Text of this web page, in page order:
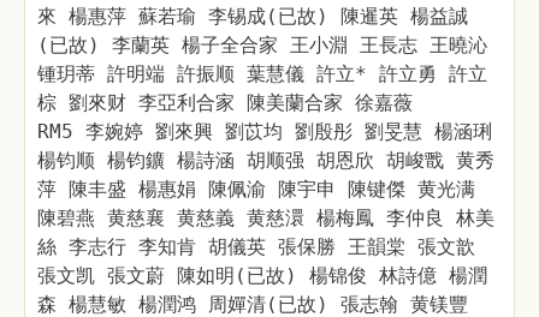
來 楊惠萍 蘇若瑜 李锡成(已故) 陳暹英 楊益誠
(已故) 李蘭英 楊子全合家 王小淵 王長志 王曉沁
锺玥蒂 許明端 許振顺 葉慧儀 許立* 許立勇 許立
棕 劉來财 李亞利合家 陳美蘭合家 徐嘉薇
RM5 李婉婷 劉來興 劉苡均 劉殷彤 劉旻慧 楊涵琍
楊钧顺 楊钧鑛 楊詩涵 胡顺强 胡恩欣 胡峻戬 黄秀
萍 陳丰盛 楊惠娟 陳佩渝 陳宇申 陳键傑 黄光满
陳碧燕 黄慈襄 黄慈義 黄慈澴 楊梅鳳 李仲良 林美
絲 李志行 李知肯 胡儀英 張保勝 王韻棠 張文歆
張文凯 張文蔚 陳如明(已故) 楊锦俊 林詩億 楊潤
森 楊慧敏 楊潤鸿 周嬋清(已故) 張志翰 黄镁豐